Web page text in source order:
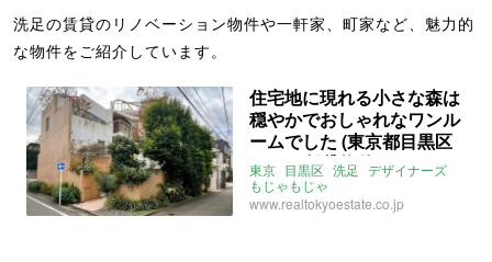
洗足の賃貸のリノベーション物件や一軒家、町家など、魅力的
な物件をご紹介しています。
住宅地に現れる小さな森は
穏やかでおしゃれなワンル
ームでした (東京都目黒区
25㎡の賃貸物件)
東京 目黒区 洗足 デザイナーズ
もじゃもじゃ
ライター：葱山紫蘇子
賃貸
www.realtokyoestate.co.jp